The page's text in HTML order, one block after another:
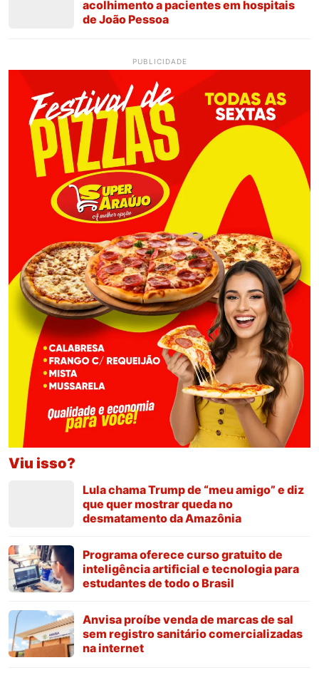
acolhimento a pacientes em hospitais
de João Pessoa
PUBLICIDADE
Viu isso?
Lula chama Trump de “meu amigo” e diz
que quer mostrar queda no
desmatamento da Amazônia
Programa oferece curso gratuito de
inteligência artificial e tecnologia para
estudantes de todo o Brasil
Anvisa proíbe venda de marcas de sal
sem registro sanitário comercializadas
na internet